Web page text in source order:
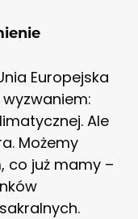
Europejska
Ale
Możemy
co już mamy –